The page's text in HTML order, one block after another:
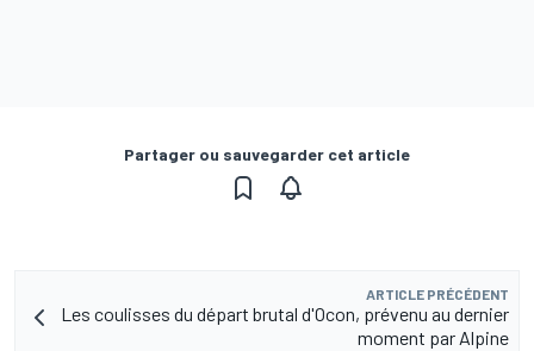
Partager ou sauvegarder cet article
ARTICLE PRÉCÉDENT
Les coulisses du départ brutal d'Ocon, prévenu au dernier
moment par Alpine